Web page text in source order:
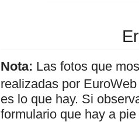
Nota: Las fotos que
realizadas por
es lo que hay. Si
formulario que hay a